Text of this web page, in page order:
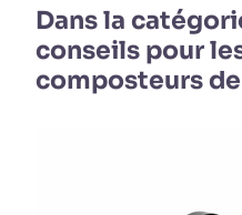
Dans la
conseils pour
composteurs